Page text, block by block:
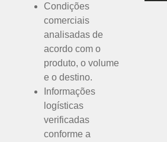
Condições
comerciais
analisadas de
acordo com o
produto, o volume
e o destino.
Informações
logísticas
verificadas
conforme a